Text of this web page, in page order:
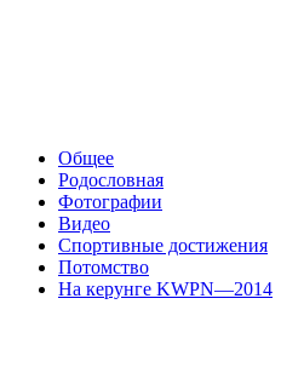
Общее
Родословная
Фотографии
Видео
Спортивные достижения
Потомство
На керунге KWPN—2014